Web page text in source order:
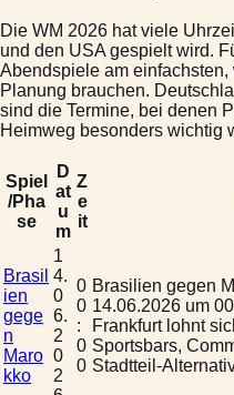
Die WM 2026 hat viele
und den USA gespielt wird.
Abendspiele am
Planung brauchen.
sind die Termine, bei denen
Heimweg besonders wichtig
Spiel
/Pha
se
D
at
u
m
Z
e
it
Brasil
ien
gege
n
Maro
kko
1
4.
0
6.
2
0
2
0
0
:
0
0
Brasilien gegen
14.06.2026 um
Frankfurt lohnt
Sportsbars,
Stadtteil-